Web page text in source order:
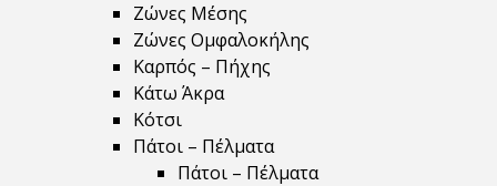
Ζώνες Μέσης
Ζώνες Ομφαλοκήλης
Καρπός – Πήχης
Κάτω Άκρα
Κότσι
Πάτοι – Πέλματα
Πάτοι – Πέλματα